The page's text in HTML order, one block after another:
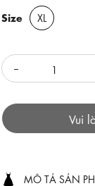
Size XL
Vui
MÔ TẢ SẢN